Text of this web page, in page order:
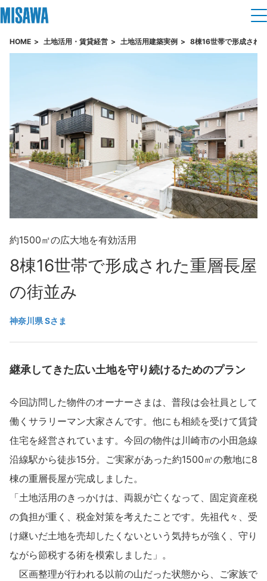
住まい
商品ラインアップ
デザイン
テクノロジー（住まいの性能）
建築事例・建築実例
デザイナーズギャラリー
インテリア
住まいづくりガイド
買う
分譲住宅（建売・土地）検索
スムストック検索
分譲マンション検索
売る [MISAWA RELAY]
住まいの売却
これから住まいをご検討の方
個人のお客さま
賃貸住宅
店舗・各種施設
土地活用モデルルーム見学
土地活用実例
社宅建築
医療・介護・子育て・障がい福祉施設
これから土地活用・賃貸経営をご検討の方
土地活用の基礎から長期安定経営を目指すオーナー様まで、賃貸経営
ホームラウンジ 土地活用・賃貸経営
リフォーム
戸建て・マンション
ミサワリフォームとは
リフォームの流れ
リフォームメニュー
リフォーム事例
事業用
事業用リノベーション
リフォーム営業所
これからリフォームをご検討の方
実例動画や基礎知識、収納の工夫など、理想の住まいを叶えるリフォ
ームの具体策とアイデアを豊富にご用意しています。
ホームラウンジ リフォーム
まちづくり
複合開発・投資開発
複合開発事業（ASMACI-アスマチ-）
再開発・官民連携事業
分譲マンション開発事業
収益不動産・投資開発事業
事業用地・事業用建物
分譲用地
すべてのフィールドに新しい価値をデザインし、持続可能な未来志向
のまちづくりを実現していきます。
オーナーサポート
サポートメニュー
住まいるりんぐ（ロングサポート）
保証制度
アフターメンテナンス
ミサワリフォーム
ご相談窓口
お客様センター
ミサワホームオーナーさま・リフォーム工事ご契約者さまとミサワ
ホームを結ぶコミュニケーションサイト。お得・便利・安心なコン
テンツや、ミサワホームからの大切なお知らせなど配信しています。
ミサワオーナーズクラブ
企業・IR
ニュース
IR情報
SDGs
環境活動
採用情報
新卒者採用
中途採用
カタログ請求
住まいのご相談
HOME 土地活用・賃貸経営 土地活用建築実例 8棟16世帯で形成され
約1500㎡の広大地を有効活用
8棟16世帯で形成された重層長屋
の街並み
神奈川県 Sさま
継承してきた広い土地を守り続けるためのプラン
今回訪問した物件のオーナーさまは、普段は会社員として
働くサラリーマン大家さんです。他にも相続を受けて賃貸
住宅を経営されています。今回の物件は川崎市の小田急線
沿線駅から徒歩15分。ご実家があった約1500㎡の敷地に8
棟の重層長屋が完成しました。
「土地活用のきっかけは、両親が亡くなって、固定資産税
の負担が重く、税金対策を考えたことです。先祖代々、受
け継いだ土地を売却したくないという気持ちが強く、守り
ながら節税する術を模索しました」。
区画整理が行われる以前の山だった状態から、ご家族で